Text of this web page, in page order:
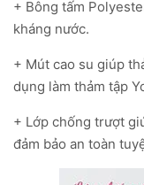
+ Bông tấm
kháng nước.
+ Mút cao su giúp
dụng làm thảm tập
+ Lớp chống trượt
đảm bảo an toàn